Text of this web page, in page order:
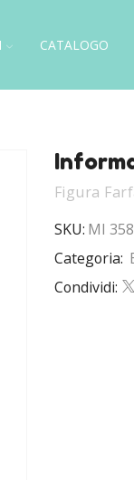
CATALOGO
Figura
SKU: MI 358
Categoria:
Condividi: